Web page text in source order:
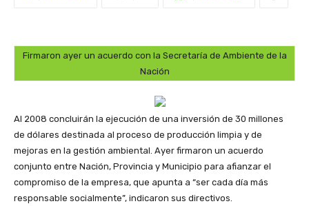
Firmaron ayer un acuerdo con la Secretaría de Ambiente de la
Nación
Al 2008 concluirán la ejecución de una inversión de 30 millones
de dólares destinada al proceso de producción limpia y de
mejoras en la gestión ambiental. Ayer firmaron un acuerdo
conjunto entre Nación, Provincia y Municipio para afianzar el
compromiso de la empresa, que apunta a “ser cada día más
responsable socialmente”, indicaron sus directivos.